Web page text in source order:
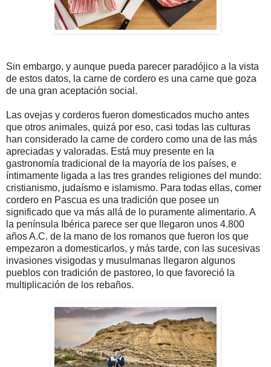
Sin embargo, y aunque pueda parecer paradójico a la vista
de estos datos, la carne de cordero es una carne que goza
de una gran aceptación social.
Las ovejas y corderos fueron domesticados mucho antes
que otros animales, quizá por eso, casi todas las culturas
han considerado la carne de cordero como una de las más
apreciadas y valoradas. Está muy presente en la
gastronomía tradicional de la mayoría de los países, e
íntimamente ligada a las tres grandes religiones del mundo:
cristianismo, judaísmo e islamismo. Para todas ellas, comer
cordero en Pascua es una tradición que posee un
significado que va más allá de lo puramente alimentario. A
la península Ibérica parece ser que llegaron unos 4.800
años A.C. de la mano de los romanos que fueron los que
empezaron a domesticarlos, y más tarde, con las sucesivas
invasiones visigodas y musulmanas llegaron algunos
pueblos con tradición de pastoreo, lo que favoreció la
multiplicación de los rebaños.